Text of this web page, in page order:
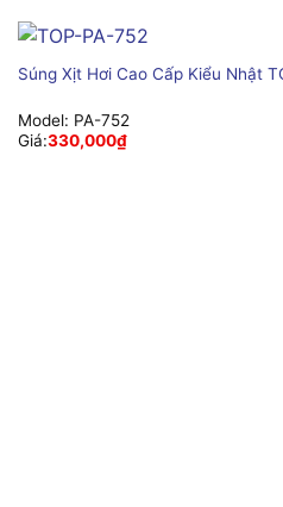
Súng Xịt Hơi Cao Cấp Kiểu Nhật
Model: PA-752
Giá:330,000₫